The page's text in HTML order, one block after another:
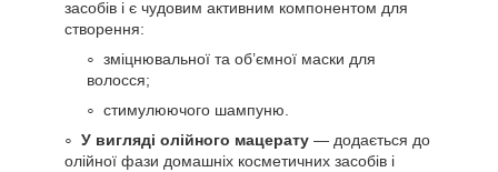
засобів і є чудовим активним компонентом для
створення:
зміцнювальної та об’ємної маски для
волосся;
стимулюючого шампуню.
У вигляді олійного мацерату — додається до
олійної фази домашніх косметичних засобів і